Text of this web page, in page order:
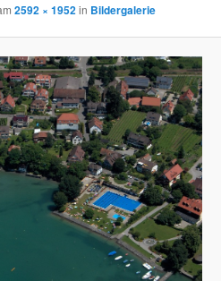
2592 × 1952in Bildergalerie